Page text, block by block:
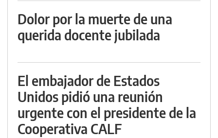
Dolor por la muerte de una
querida docente jubilada
El embajador de Estados
Unidos pidió una reunión
urgente con el presidente de la
Cooperativa CALF